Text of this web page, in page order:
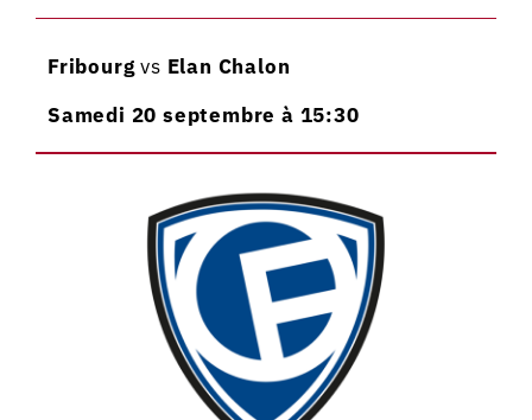
Fribourg vs Elan Chalon
Samedi 20 septembre à 15:30